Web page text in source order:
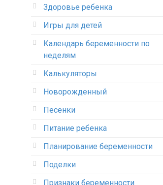
Здоровье ребенка
Игры для детей
Календарь беременности по
неделям
Калькуляторы
Новорожденный
Песенки
Питание ребенка
Планирование беременности
Поделки
Признаки беременности